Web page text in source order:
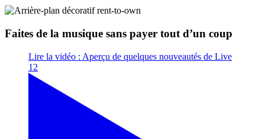
Faites de la musique sans payer tout d’un coup
Lire la vidéo : Aperçu de quelques nouveautés de Live
12